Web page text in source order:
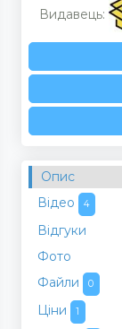
Видавець:
Опис
Відео
4
Відгуки
Фото
Файли
0
Ціни 1